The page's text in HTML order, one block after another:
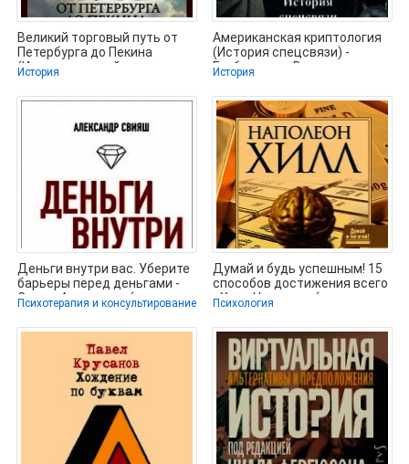
Великий торговый путь от
Петербурга до Пекина
(История российско-
китайских
История
Американская криптология
(История спецсвязи) -
Гребенников Вадим
Викторович
История
Деньги внутри вас. Уберите
барьеры перед деньгами -
Свияш Александр (читать
Психотерапия и консультирование
Думай и будь успешным! 15
способов достижения всего
- Хилл Наполеон (мир книг
Психология